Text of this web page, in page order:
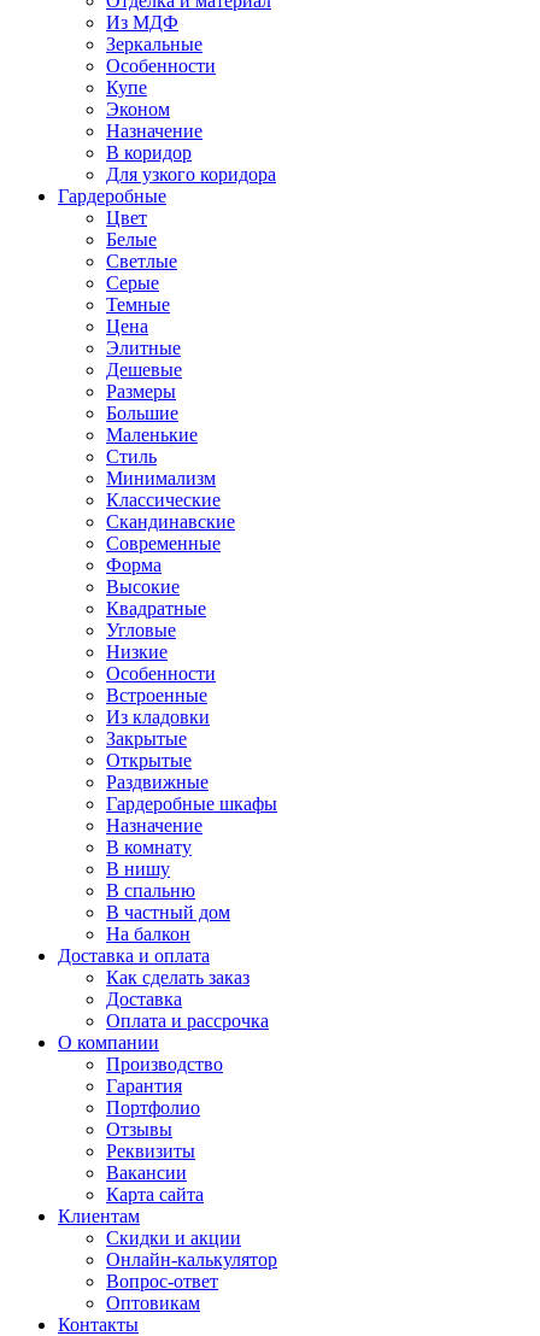
Из МДФ
Зеркальные
Особенности
Купе
Эконом
Назначение
В коридор
Для узкого коридора
Гардеробные
Цвет
Белые
Светлые
Серые
Темные
Цена
Элитные
Дешевые
Размеры
Большие
Маленькие
Стиль
Минимализм
Классические
Скандинавские
Современные
Форма
Высокие
Квадратные
Угловые
Низкие
Особенности
Встроенные
Из кладовки
Закрытые
Открытые
Раздвижные
Гардеробные шкафы
Назначение
В комнату
В нишу
В спальню
В частный дом
На балкон
Доставка и оплата
Как сделать заказ
Доставка
Оплата и рассрочка
О компании
Производство
Гарантия
Портфолио
Отзывы
Реквизиты
Вакансии
Карта сайта
Клиентам
Скидки и акции
Онлайн-калькулятор
Вопрос-ответ
Оптовикам
Контакты